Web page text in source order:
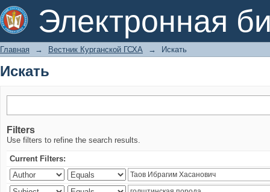
Электронная
Искать
Главная → Вестник Курганской ГСХА → Искать
Искать
Filters
Use filters to refine the search results.
Current Filters: